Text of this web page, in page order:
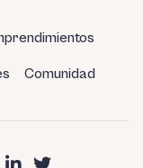
Comunidad